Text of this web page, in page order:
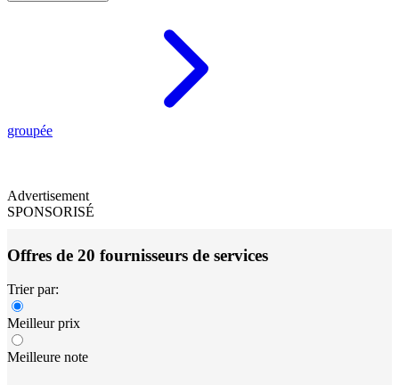
groupée
Advertisement
SPONSORISÉ
Offres de 20 fournisseurs de services
Trier par:
Meilleur prix
Meilleure note